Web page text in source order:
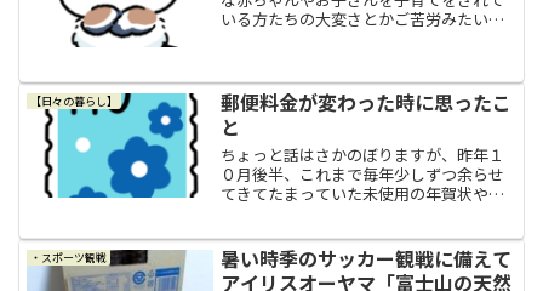
いる方たちの大変さとかご苦労みたいな
ろうなと思っています。それでも、電車
やバスなどの公共交通機関...
【日々の暮らし】
郵便料金が変わった時に思ったこ
と
ちょっと話はさかのぼりますが、昨年１
０月後半、これまで毎年少しずつ余らせ
てきてたまっていた未使用の年賀状や書
あって、思った以上にたくさん枚数があ
ってビックリでした。「未...
・スポーツ観戦
暑い時季のサッカー観戦に備えて
アイリスオーヤマ「富士山の天然